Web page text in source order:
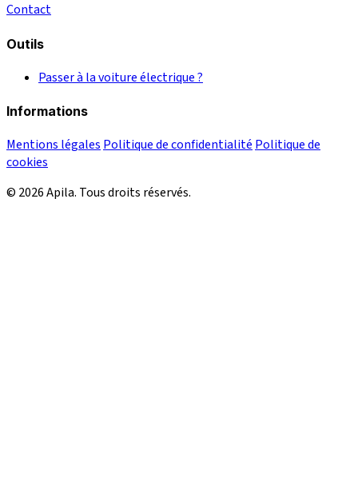
Contact
Outils
Passer à la voiture électrique ?
Informations
Mentions légales Politique de confidentialité Politique de
cookies
© 2026 Apila. Tous droits réservés.